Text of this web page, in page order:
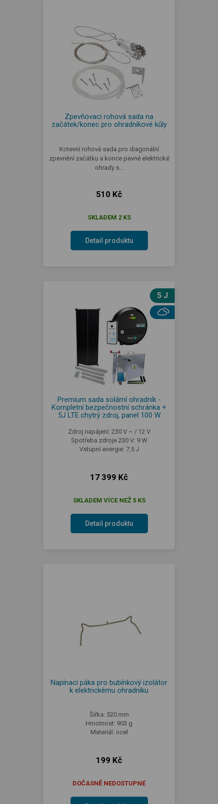
Zpevňovací rohová sada na
začátek/konec pro ohradníkové kůly
Kotevní rohová sada pro diagonální
zpevnění začátku a konce pevné elektrické
ohrady s…
510 Kč
SKLADEM 2 KS
Detail produktu
5 J
Premium sada solární ohradník -
Kompletní bezpečnostní schránka +
5J LTE chytrý zdroj, panel 100 W
Zdroj napájení: 230 V ~ / 12 V
Spotřeba zdroje 230 V: 9 W
Vstupní energie: 7,5 J
17 399 Kč
SKLADEM VÍCE NEŽ 5 KS
Detail produktu
Napínací páka pro bubínkový izolátor
k elektrickému ohradníku
Šířka: 520 mm
Hmotnost: 903 g
Materiál: ocel
199 Kč
DOČASNĚ NEDOSTUPNÉ